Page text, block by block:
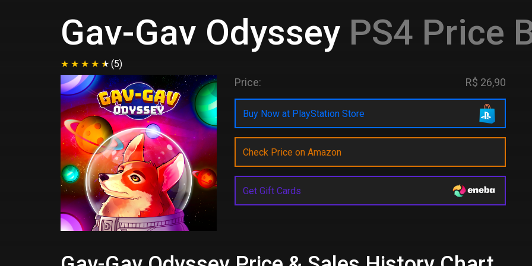
Gav-Gav Odyssey PS4 Price
(5)
Price: R$ 26,90
Buy Now at PlayStation Store
Check Price on Amazon
Get Gift Cards